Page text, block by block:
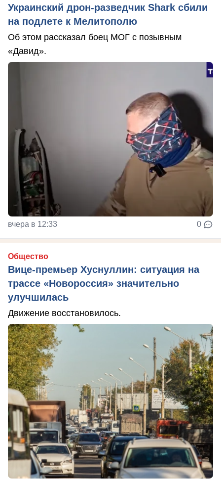
Украинский дрон-разведчик Shark сбили
на подлете к Мелитополю
Об этом рассказал боец МОГ с позывным
«Давид».
вчера в 12:33 0
Общество
Вице-премьер Хуснуллин: ситуация на
трассе «Новороссия» значительно
улучшилась
Движение восстановилось.